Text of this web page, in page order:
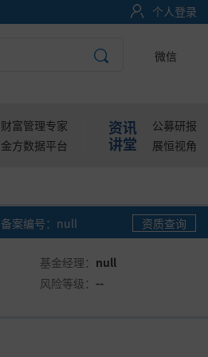
个人登录
微信
财富管理专家
金方数据平台
资讯
讲堂
公募研报
展恒视角
备案编号：null 资质查询
基金经理： null
风险等级： --